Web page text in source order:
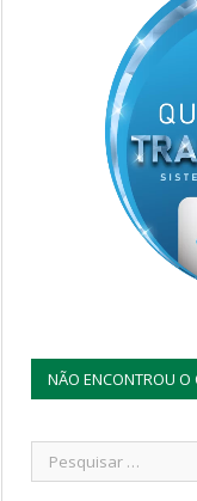
NÃO ENCONTROU O